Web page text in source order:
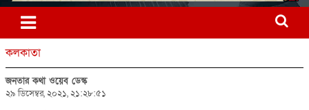
কলকাতা
জনতার কথা ওয়েব ডেস্ক
২৯ ডিসেম্বর, ২০২১, ২১:২৮:৫১